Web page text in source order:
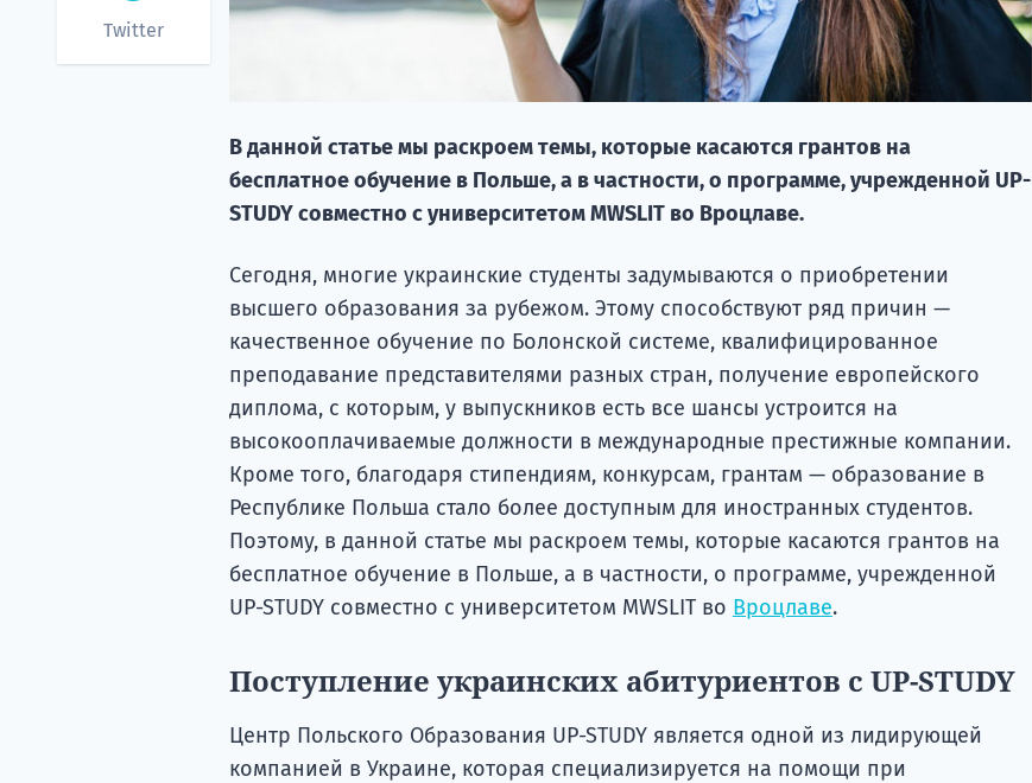
Twitter
В данной статье мы раскроем темы, которые касаются грантов на
бесплатное обучение в Польше, а в частности, о программе, учрежденной UP-
STUDY совместно с университетом MWSLIT во Вроцлаве.
Сегодня, многие украинские студенты задумываются о приобретении
высшего образования за рубежом. Этому способствуют ряд причин —
качественное обучение по Болонской системе, квалифицированное
преподавание представителями разных стран, получение европейского
диплома, с которым, у выпускников есть все шансы устроится на
высокооплачиваемые должности в международные престижные компании.
Кроме того, благодаря стипендиям, конкурсам, грантам — образование в
Республике Польша стало более доступным для иностранных студентов.
Поэтому, в данной статье мы раскроем темы, которые касаются грантов на
бесплатное обучение в Польше, а в частности, о программе, учрежденной
UP-STUDY совместно с университетом MWSLIT во Вроцлаве.
Поступление украинских абитуриентов с UP-STUDY
Центр Польского Образования UP-STUDY является одной из лидирующей
компанией в Украине, которая специализируется на помощи при